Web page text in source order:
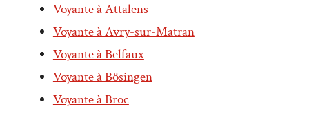
Voyante à Attalens
Voyante à Avry-sur-Matran
Voyante à Belfaux
Voyante à Bösingen
Voyante à Broc